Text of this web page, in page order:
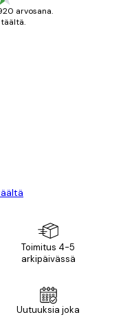
arvosana.
Toimitus 4-5
arkipäivässä
Uutuuksia joka